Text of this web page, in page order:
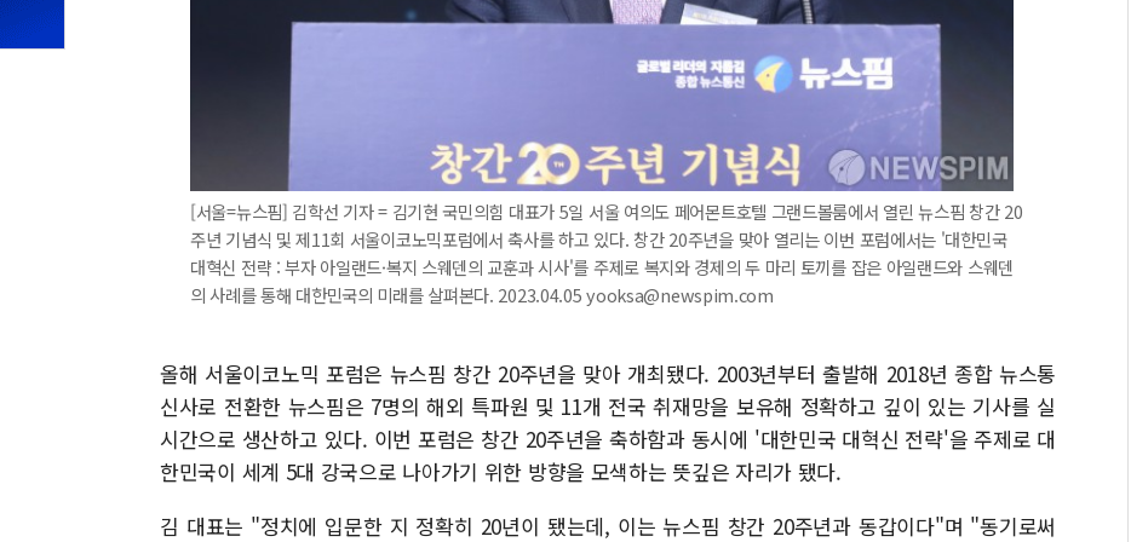
[서울=뉴스핌] 김학선 기자 = 김기현 국민의힘 대표가 5일 서울 여의도 페어몬트호텔 그랜드볼룸에서 열린 뉴스핌 창간 20
주년 기념식 및 제11회 서울이코노믹포럼에서 축사를 하고 있다. 창간 20주년을 맞아 열리는 이번 포럼에서는 '대한민국
대혁신 전략 : 부자 아일랜드·복지 스웨덴의 교훈과 시사'를 주제로 복지와 경제의 두 마리 토끼를 잡은 아일랜드와 스웨덴
의 사례를 통해 대한민국의 미래를 살펴본다. 2023.04.05 yooksa@newspim.com
올해 서울이코노믹 포럼은 뉴스핌 창간 20주년을 맞아 개최됐다. 2003년부터 출발해 2018년 종합 뉴스통
신사로 전환한 뉴스핌은 7명의 해외 특파원 및 11개 전국 취재망을 보유해 정확하고 깊이 있는 기사를 실
시간으로 생산하고 있다. 이번 포럼은 창간 20주년을 축하함과 동시에 '대한민국 대혁신 전략'을 주제로 대
한민국이 세계 5대 강국으로 나아가기 위한 방향을 모색하는 뜻깊은 자리가 됐다.
김 대표는 "정치에 입문한 지 정확히 20년이 됐는데, 이는 뉴스핌 창간 20주년과 동갑이다"며 "동기로써